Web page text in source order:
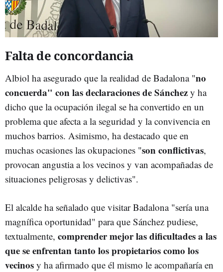
Falta de concordancia
Albiol ha asegurado que la realidad de Badalona "no
concuerda" con las declaraciones de Sánchez y ha
dicho que la ocupación ilegal se ha convertido en un
problema que afecta a la seguridad y la convivencia en
muchos barrios. Asimismo, ha destacado que en
muchas ocasiones las okupaciones "son conflictivas,
provocan angustia a los vecinos y van acompañadas de
situaciones peligrosas y delictivas".
El alcalde ha señalado que visitar Badalona "sería una
magnífica oportunidad" para que Sánchez pudiese,
textualmente, comprender mejor las dificultades a las
que se enfrentan tanto los propietarios como los
vecinos y ha afirmado que él mismo le acompañaría en